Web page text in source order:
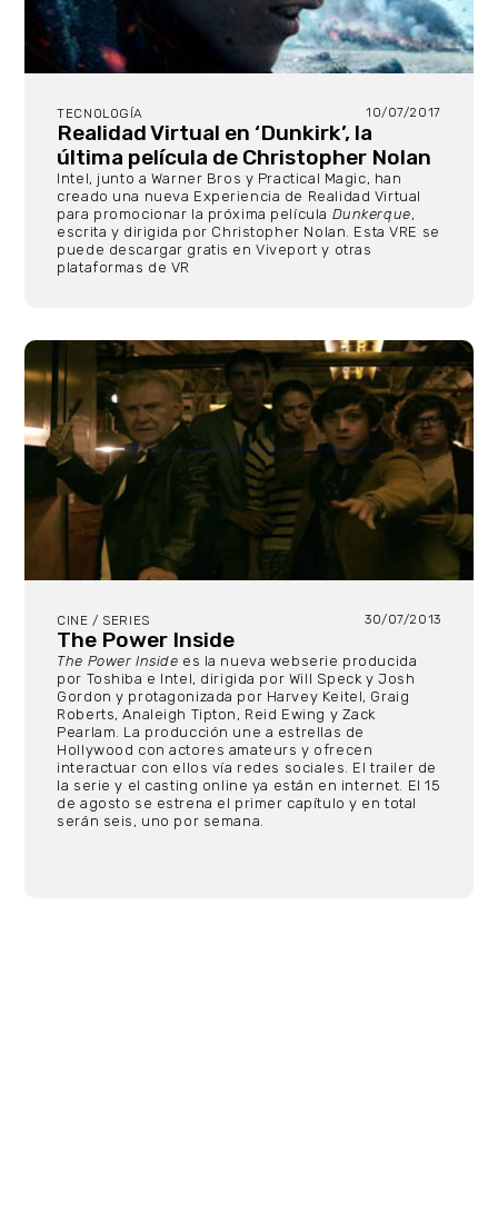
TECNOLOGÍA 10/07/2017
Realidad Virtual en ‘Dunkirk’, la
última película de Christopher Nolan
Intel, junto a Warner Bros y Practical Magic, han
creado una nueva Experiencia de Realidad Virtual
para promocionar la próxima película Dunkerque,
escrita y dirigida por Christopher Nolan. Esta VRE se
puede descargar gratis en Viveport y otras
plataformas de VR
CINE / SERIES 30/07/2013
The Power Inside
The Power Inside es la nueva webserie producida
por Toshiba e Intel, dirigida por Will Speck y Josh
Gordon y protagonizada por Harvey Keitel, Graig
Roberts, Analeigh Tipton, Reid Ewing y Zack
Pearlam. La producción une a estrellas de
Hollywood con actores amateurs y ofrecen
interactuar con ellos vía redes sociales. El trailer de
la serie y el casting online ya están en internet. El 15
de agosto se estrena el primer capítulo y en total
serán seis, uno por semana.